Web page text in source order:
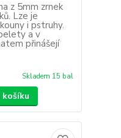
z 5mm zrnek
Lze je
i pstruhy.
a v
přinášejí
Skladem 15 bal